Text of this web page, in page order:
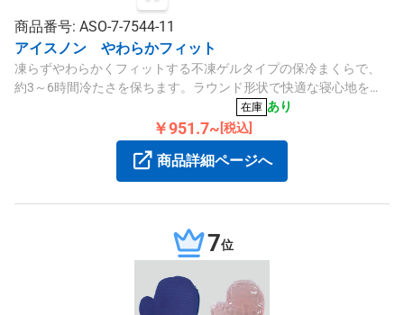
商品番号: ASO-7-7544-11
アイスノン やわらかフィット
凍らずやわらかくフィットする不凍ゲルタイプの保冷まくらで、
約3～6時間冷たさを保ちます。ラウンド形状で快適な寝心地を実
現し、夏の就寝時や熱によるアイシングに適しています。
在庫 あり
￥951.7~ [税込]
商品詳細ページへ
7位